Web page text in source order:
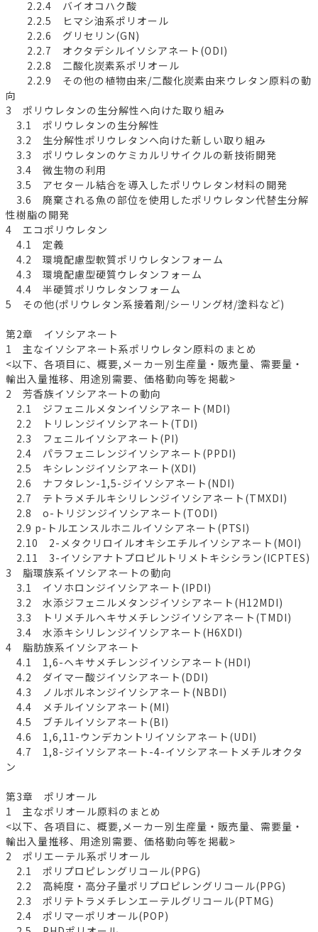
2.2.4 バイオコハク酸
2.2.5 ヒマシ油系ポリオール
2.2.6 グリセリン(GN)
2.2.7 オクタデシルイソシアネート(ODI)
2.2.8 二酸化炭素系ポリオール
2.2.9 その他の植物由来/二酸化炭素由来ウレタン原料の動
向
3 ポリウレタンの生分解性へ向けた取り組み
3.1 ポリウレタンの生分解性
3.2 生分解性ポリウレタンへ向けた新しい取り組み
3.3 ポリウレタンのケミカルリサイクルの新技術開発
3.4 微生物の利用
3.5 アセタール結合を導入したポリウレタン材料の開発
3.6 廃棄される魚の部位を使用したポリウレタン代替生分解
性樹脂の開発
4 エコポリウレタン
4.1 定義
4.2 環境配慮型軟質ポリウレタンフォーム
4.3 環境配慮型硬質ウレタンフォーム
4.4 半硬質ポリウレタンフォーム
5 その他(ポリウレタン系接着剤/シーリング材/塗料など)
第2章 イソシアネート
1 主なイソシアネート系ポリウレタン原料のまとめ
<以下、各項目に、概要,メーカー別生産量・販売量、需要量・
輸出入量推移、用途別需要、価格動向等を掲載>
2 芳香族イソシアネートの動向
2.1 ジフェニルメタンイソシアネート(MDI)
2.2 トリレンジイソシアネート(TDI)
2.3 フェニルイソシアネート(PI)
2.4 パラフェニレンジイソシアネート(PPDI)
2.5 キシレンジイソシアネート(XDI)
2.6 ナフタレン-1,5-ジイソシアネート(NDI)
2.7 テトラメチルキシリレンジイソシアネート(TMXDI)
2.8 o-トリジンジイソシアネート(TODI)
2.9 p-トルエンスルホニルイソシアネート(PTSI)
2.10 2-メタクリロイルオキシエチルイソシアネート(MOI)
2.11 3-イソシアナトプロピルトリメトキシシラン(ICPTES)
3 脂環族系イソシアネートの動向
3.1 イソホロンジイソシアネート(IPDI)
3.2 水添ジフェニルメタンジイソシアネート(H12MDI)
3.3 トリメチルヘキサメチレンジイソシアネート(TMDI)
3.4 水添キシリレンジイソシアネート(H6XDI)
4 脂肪族系イソシアネート
4.1 1,6-ヘキサメチレンジイソシアネート(HDI)
4.2 ダイマー酸ジイソシアネート(DDI)
4.3 ノルボルネンジイソシアネート(NBDI)
4.4 メチルイソシアネート(MI)
4.5 ブチルイソシアネート(BI)
4.6 1,6,11-ウンデカントリイソシアネート(UDI)
4.7 1,8-ジイソシアネート-4-イソシアネートメチルオクタ
ン
第3章 ポリオール
1 主なポリオール原料のまとめ
<以下、各項目に、概要,メーカー別生産量・販売量、需要量・
輸出入量推移、用途別需要、価格動向等を掲載>
2 ポリエーテル系ポリオール
2.1 ポリプロピレングリコール(PPG)
2.2 高純度・高分子量ポリプロピレングリコール(PPG)
2.3 ポリテトラメチレンエーテルグリコール(PTMG)
2.4 ポリマーポリオール(POP)